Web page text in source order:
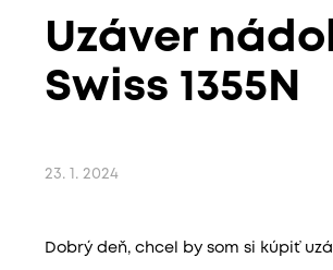
Uzáver
Swiss 1355N
23. 1. 2024
Dobrý deň, chcel by som si kúpiť